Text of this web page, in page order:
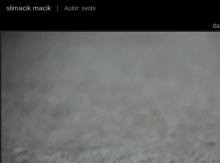
slimacik macik | Autor: svobi